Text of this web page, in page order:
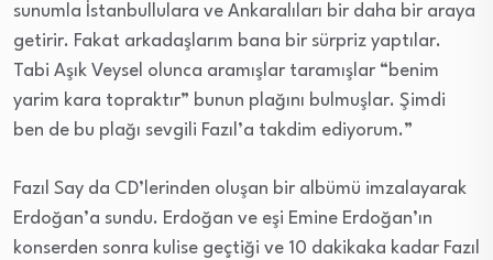
sunumla İstanbullulara ve Ankaralıları bir daha bir araya
getirir. Fakat arkadaşlarım bana bir sürpriz yaptılar.
Tabi Aşık Veysel olunca aramışlar taramışlar “benim
yarim kara topraktır” bunun plağını bulmuşlar. Şimdi
ben de bu plağı sevgili Fazıl’a takdim ediyorum.”
Fazıl Say da CD’lerinden oluşan bir albümü imzalayarak
Erdoğan’a sundu. Erdoğan ve eşi Emine Erdoğan’ın
konserden sonra kulise geçtiği ve 10 dakikaka kadar Fazıl